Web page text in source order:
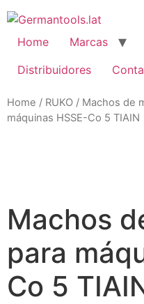
Skip
to
content
Home Marcas
Distribuidores
Home / RUKO / Machos de
máquinas HSSE-Co 5 TIAIN
Machos
para
Co 5